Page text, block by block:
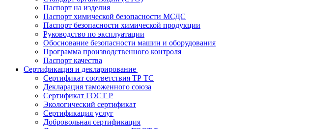
Паспорт на изделия
Паспорт химической безопасности МСДС
Паспорт безопасности химической продукции
Руководство по эксплуатации
Обоснование безопасности машин и оборудования
Программа производственного контроля
Паспорт качества
Сертификация и декларирование
Сертификат соответствия ТР ТС
Декларация таможенного союза
Сертификат ГОСТ Р
Экологический сертификат
Сертификация услуг
Добровольная сертификация